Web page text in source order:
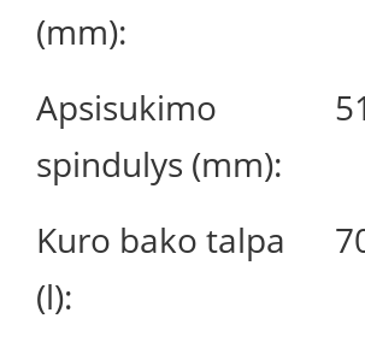
(mm):
Apsisukimo
spindulys (mm):
Kuro bako talpa
(l):